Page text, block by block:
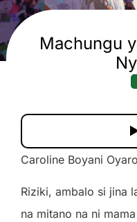
Machungu
Caroline Boyani Oyaro
Riziki, ambalo si jina
na mitano na ni